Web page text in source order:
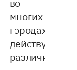
многих
городах
действуют
различные